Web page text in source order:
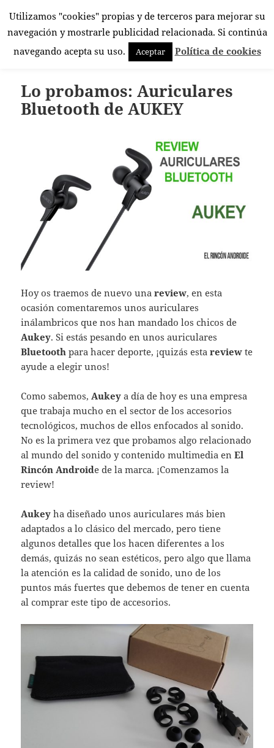
El Rincón Androide
MENÚ
Y
Lo probamos: Auriculares
Bluetooth de AUKEY
Hoy os traemos de nuevo unareview, en esta
ocasión comentaremos unos auriculares
inálambricos que nos han mandado los chicos de
Aukey. Si estás pesando en unos auriculares
Bluetooth para hacer deporte, ¡quizás estareview te
ayude a elegir unos!
Como sabemos,Aukey a día de hoy es una empresa
que trabaja mucho en el sector de los accesorios
tecnológicos, muchos de ellos enfocados al sonido.
No es la primera vez que probamos algo relacionado
al mundo del sonido y contenido multimedia enEl
Rincón Androide de la marca. ¡Comenzamos la
review!
Aukey ha diseñado unos auriculares más bien
adaptados a lo clásico del mercado, pero tiene
algunos detalles que los hacen diferentes a los
demás, quizás no sean estéticos, pero algo que llama
la atención es la calidad de sonido, uno de los
puntos más fuertes que debemos de tener en cuenta
al comprar este tipo de accesorios.
Utilizamos "cookies" propias y de terceros para mejorar su
navegación y mostrarle publicidad relacionada. Si continúa
navegando acepta su uso.
Aceptar Política de cookies